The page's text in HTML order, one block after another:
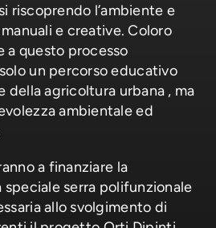
riscoprendo l’ambiente e
e creative. Coloro
a questo processo
un percorso educativo
della agricoltura urbana , ma
ambientale ed
a finanziare la
speciale serra polifunzionale
allo svolgimento di